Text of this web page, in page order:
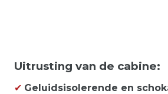
Uitrusting van de cabine:
✔ Geluidsisolerende en